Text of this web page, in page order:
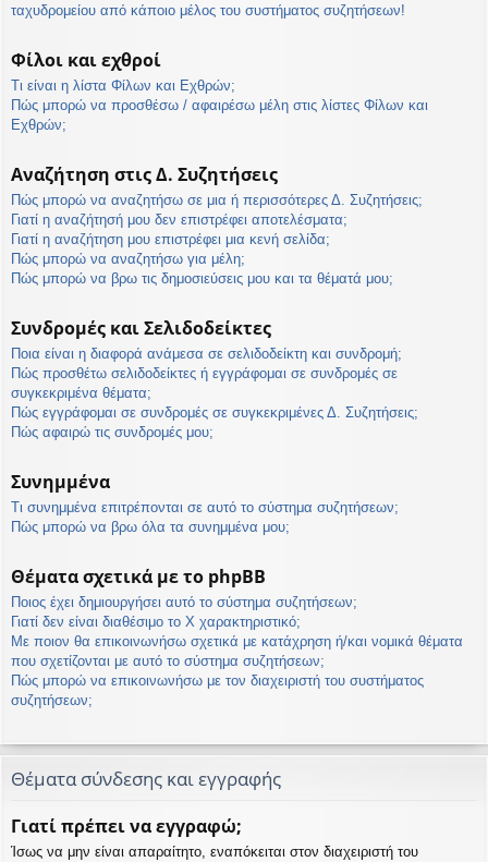
ταχυδρομείου από κάποιο μέλος του συστήματος συζητήσεων!
Φίλοι και εχθροί
Τι είναι η λίστα Φίλων και Εχθρών;
Πώς μπορώ να προσθέσω / αφαιρέσω μέλη στις λίστες Φίλων και
Εχθρών;
Αναζήτηση στις Δ. Συζητήσεις
Πώς μπορώ να αναζητήσω σε μια ή περισσότερες Δ. Συζητήσεις;
Γιατί η αναζήτησή μου δεν επιστρέφει αποτελέσματα;
Γιατί η αναζήτηση μου επιστρέφει μια κενή σελίδα;
Πώς μπορώ να αναζητήσω για μέλη;
Πώς μπορώ να βρω τις δημοσιεύσεις μου και τα θέματά μου;
Συνδρομές και Σελιδοδείκτες
Ποια είναι η διαφορά ανάμεσα σε σελιδοδείκτη και συνδρομή;
Πώς προσθέτω σελιδοδείκτες ή εγγράφομαι σε συνδρομές σε
συγκεκριμένα θέματα;
Πώς εγγράφομαι σε συνδρομές σε συγκεκριμένες Δ. Συζητήσεις;
Πώς αφαιρώ τις συνδρομές μου;
Συνημμένα
Τι συνημμένα επιτρέπονται σε αυτό το σύστημα συζητήσεων;
Πώς μπορώ να βρω όλα τα συνημμένα μου;
Θέματα σχετικά με το phpBB
Ποιος έχει δημιουργήσει αυτό το σύστημα συζητήσεων;
Γιατί δεν είναι διαθέσιμο το Χ χαρακτηριστικό;
Με ποιον θα επικοινωνήσω σχετικά με κατάχρηση ή/και νομικά θέματα
που σχετίζονται με αυτό το σύστημα συζητήσεων;
Πώς μπορώ να επικοινωνήσω με τον διαχειριστή του συστήματος
συζητήσεων;
Θέματα σύνδεσης και εγγραφής
Γιατί πρέπει να εγγραφώ;
Ίσως να μην είναι απαραίτητο, εναπόκειται στον διαχειριστή του